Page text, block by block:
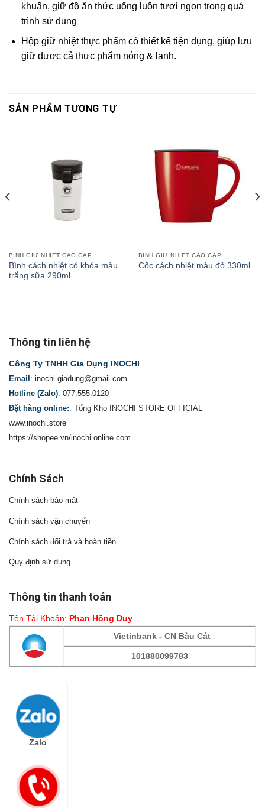
khuẩn, giữ đồ ăn thức uống luôn tươi ngon trong quá
trình sử dụng
Hộp giữ nhiệt thực phẩm có thiết kế tiện dụng, giúp lưu
giữ được cả thực phẩm nóng & lạnh.
SẢN PHẨM TƯƠNG TỰ
BÌNH GIỮ NHIỆT CAO CẤP
Bình cách nhiệt có khóa màu
trắng sữa 290ml
BÌNH GIỮ NHIỆT CAO CẤP
Cốc cách nhiệt màu đỏ 330ml
Thông tin liên hệ
Công Ty TNHH Gia Dụng INOCHI
Email: inochi.giadung@gmail.com
Hotline (Zalo): 077.555.0120
Đặt hàng online:: Tổng Kho INOCHI STORE OFFICIAL
www.inochi.store
https://shopee.vn/inochi.online.com
Chính Sách
Chính sách bảo mật
Chính sách vận chuyển
Chính sách đổi trả và hoàn tiền
Quy định sử dụng
Thông tin thanh toán
Tên Tài Khoản: Phan Hồng Duy
Vietinbank - CN Bàu Cát
101880099783
Fanpage
Zalo